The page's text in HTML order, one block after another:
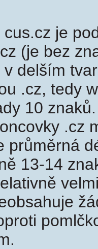
cus.cz je
(je bez
v delším
.cz, tedy
10
.cz
průměrná
13-14